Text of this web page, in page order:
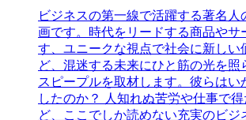
ビジネスの第一線で活躍する著名人
画です。時代をリードする商品やサ
す、ユニークな視点で社会に新しい
ど、混迷する未来にひと筋の光を照
スピープルを取材します。彼らはい
したのか？ 人知れぬ苦労や仕事で
ど、ここでしか読めない充実のビジ